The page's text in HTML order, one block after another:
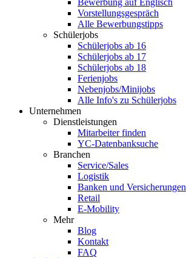
Bewerbung auf Englisch
Vorstellungsgespräch
Alle Bewerbungstipps
Schülerjobs
Schülerjobs ab 16
Schülerjobs ab 17
Schülerjobs ab 18
Ferienjobs
Nebenjobs/Minijobs
Alle Info's zu Schülerjobs
Unternehmen
Dienstleistungen
Mitarbeiter finden
YC-Datenbanksuche
Branchen
Service/Sales
Logistik
Banken und Versicherungen
Retail
E-Mobility
Mehr
Blog
Kontakt
FAQ